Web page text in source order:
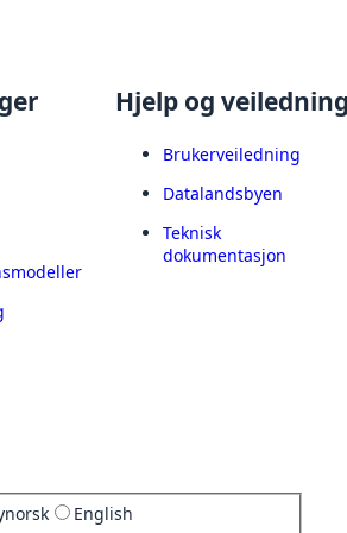
Hjelp og
Brukerveiledning
Datalandsbyen
Teknisk
dokumentasjon
English